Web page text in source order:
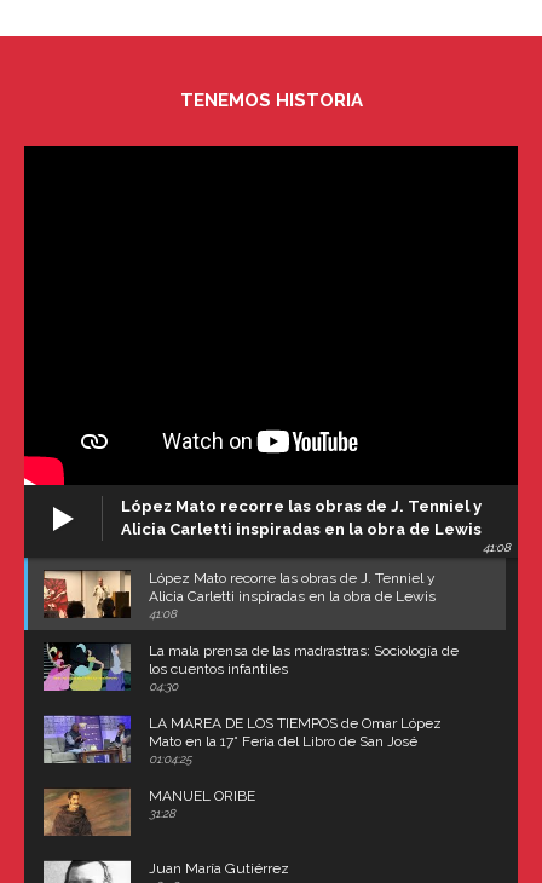
TENEMOS HISTORIA
López Mato recorre las obras de J. Tenniel y
Alicia Carletti inspiradas en la obra de Lewis
41:08
López Mato recorre las obras de J. Tenniel y
Alicia Carletti inspiradas en la obra de Lewis
Carroll
41:08
La mala prensa de las madrastras: Sociología de
los cuentos infantiles
04:30
LA MAREA DE LOS TIEMPOS de Omar López
Mato en la 17° Feria del Libro de San José
(Uruguay)
01:04:25
MANUEL ORIBE
31:28
Juan María Gutiérrez